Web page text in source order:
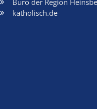
katholisch.de